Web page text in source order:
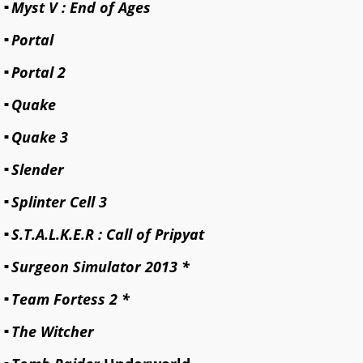
Myst V : End of Ages
Portal
Portal 2
Quake
Quake 3
Slender
Splinter Cell 3
S.T.A.L.K.E.R : Call of Pripyat
Surgeon Simulator 2013 *
Team Fortess 2 *
The Witcher